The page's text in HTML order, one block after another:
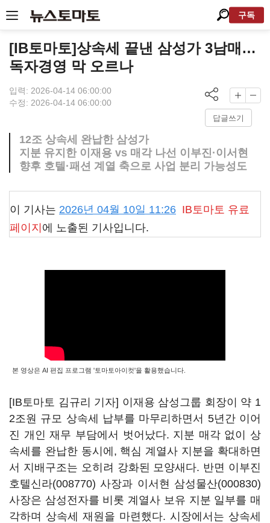
구독
[IB토마토]상속세 끝낸 삼성가 3남매…
독자경영 막 오르나
입력: 2026-04-14 06:00:00
수정: 2026-04-14 06:00:00
답글쓰기
12조 상속세 완납한 삼성가
지분 유지한 이재용 vs 매각 나선 이부진·이서현
향후 호텔·패션 계열 축으로 사업 분리 가능성도
이 기사는 2026년 04월 10일 11:26 IB토마토 유료
페이지 에 노출된 기사입니다.
본 영상은 AI 편집 프로그램 '토마토아이컷'을 활용했습니다.
[IB토마토 김규리 기자] 이재용 삼성그룹 회장이 약 1
2조원 규모 상속세 납부를 마무리하면서 5년간 이어
진 개인 재무 부담에서 벗어났다. 지분 매각 없이 상
속세를 완납한 동시에, 핵심 계열사 지분을 확대하면
서 지배구조는 오히려 강화된 모양새다. 반면 이부진
호텔신라(008770) 사장과 이서현 삼성물산(000830)
사장은 삼성전자를 비롯 계열사 보유 지분 일부를 매
각하며 상속세 재원을 마련했다. 시장에서는 상속세